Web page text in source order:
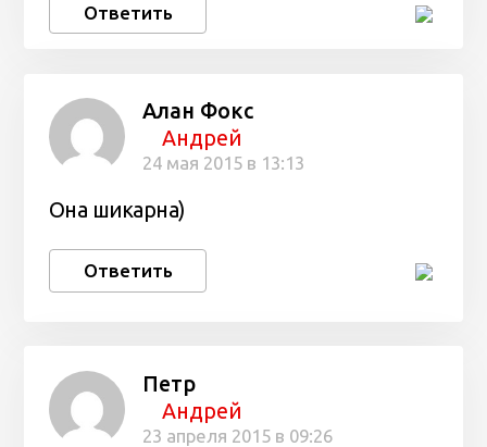
Ответить
Алан Фокс
Андрей
24 мая 2015 в 13:13
Она шикарна)
Ответить
Петр
Андрей
23 апреля 2015 в 09:26